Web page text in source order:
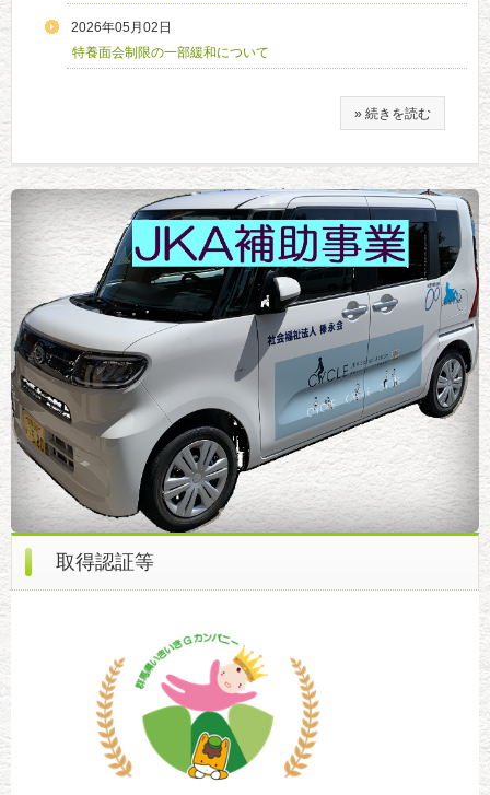
2026年05月02日
特養面会制限の一部緩和について
» 続きを読む
取得認証等